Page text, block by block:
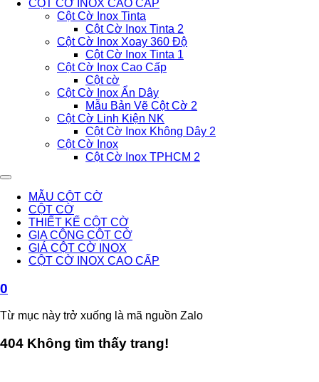
CỘT CỜ INOX CAO CẤP
Cột Cờ Inox Tinta
Cột Cờ Inox Tinta 2
Cột Cờ Inox Xoay 360 Độ
Cột Cờ Inox Tinta 1
Cột Cờ Inox Cao Cấp
Cột cờ
Cột Cờ Inox Ẩn Dây
Mẫu Bản Vẽ Cột Cờ 2
Cột Cờ Linh Kiện NK
Cột Cờ Inox Không Dây 2
Cột Cờ Inox
Cột Cờ Inox TPHCM 2
MẪU CỘT CỜ
CỘT CỜ
THIẾT KẾ CỘT CỜ
GIA CÔNG CỘT CỜ
GIÁ CỘT CỜ INOX
CỘT CỜ INOX CAO CẤP
0
Từ mục này trở xuống là mã nguồn Zalo
404 Không tìm thấy trang!